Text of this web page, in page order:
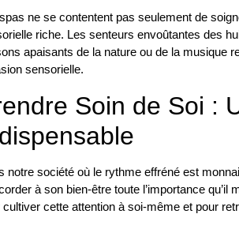
ne se contentent pas seulement de
riche. Les senteurs envoûtantes des
apaisants de la nature ou de la musique
sensorielle.
Soin de Soi :
notre société où le rythme effréné est
à son bien-être toute l’importance
cultiver cette attention à soi-même et pour